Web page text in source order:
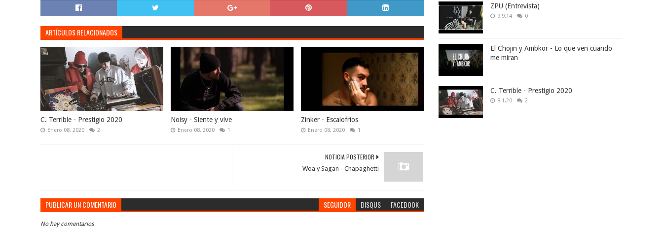
ARTÍCULOS RELACIONADOS
C. Terrible - Prestigio 2020
Enero 08, 2020 2
Noisy - Siente y vive
Enero 08, 2020 1
Zinker - Escalofríos
Enero 08, 2020 1
NOTICIA POSTERIOR
Woa y Sagan - Chapaghetti
PUBLICAR UN COMENTARIO SEGUIDOR DISQUS FACEBOOK
No hay comentarios
ZPU (Entrevista)
9.9.14 0
El Chojin y Ambkor - Lo que ven cuando
me miran
C. Terrible - Prestigio 2020
8.1.20 2